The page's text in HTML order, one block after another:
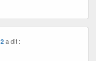
a dit :